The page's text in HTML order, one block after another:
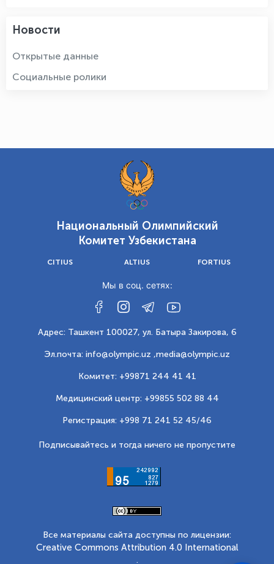
Новости
Открытые данные
Социальные ролики
Национальный Олимпийский
Комитет Узбекистана
CITIUS ALTIUS FORTIUS
Мы в соц. сетях:
Адрес: Ташкент 100027, ул. Батыра Закирова, 6
Эл.почта: info@olympic.uz ,media@olympic.uz
Комитет: +99871 244 41 41
Медицинский центр: +99855 502 88 44
Регистрация: +998 71 241 52 45/46
Подписывайтесь и тогда ничего не пропустите
Все материалы сайта доступны по лицензии:
Creative Commons Attribution 4.0 International
.